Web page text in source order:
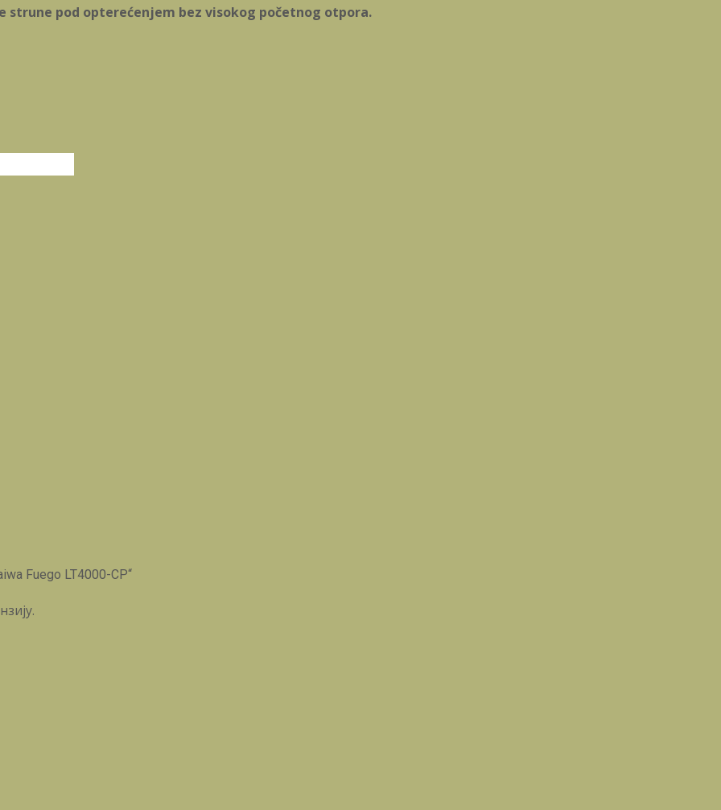
pod opterećenjem bez visokog početnog otpora.
Fuego LT4000-CP“